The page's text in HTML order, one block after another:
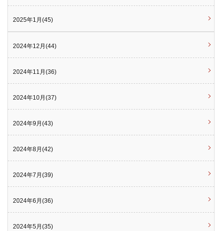
2025年1月(45)
2024年12月(44)
2024年11月(36)
2024年10月(37)
2024年9月(43)
2024年8月(42)
2024年7月(39)
2024年6月(36)
2024年5月(35)